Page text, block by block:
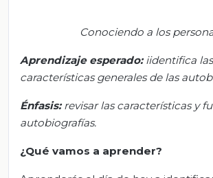
Conociendo a los
Aprendizaje esperado: iidentifica las
característicasgenerales de las
Énfasis: revisar las características y
autobiografías.
¿Qué vamos a aprender?